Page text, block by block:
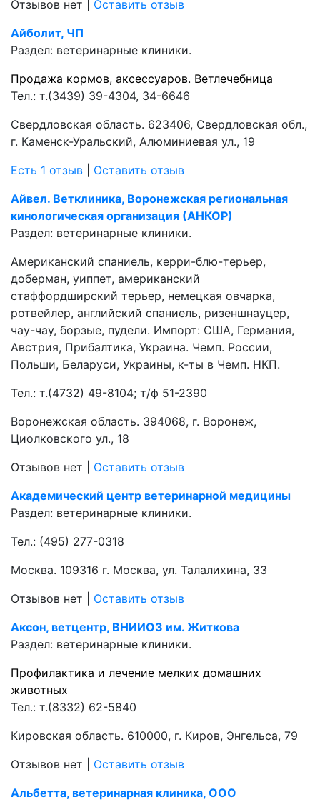
Отзывов нет
Оставить отзыв
Айболит, ЧП
Раздел: ветеринарные клиники.
Продажа кормов, аксессуаров. Ветлечебница
Тел.: т.(3439) 39-4304, 34-6646
Свердловская область. 623406, Свердловская обл.,
г. Каменск-Уральский, Алюминиевая ул., 19
Есть 1 отзыв
Оставить отзыв
Айвел. Ветклиника, Воронежская региональная
кинологическая организация (АНКОР)
Раздел: ветеринарные клиники.
Американский спаниель, керри-блю-терьер,
доберман, уиппет, американский
стаффордширский терьер, немецкая овчарка,
ротвейлер, английский спаниель, ризеншнауцер,
чау-чау, борзые, пудели. Импорт: США, Германия,
Австрия, Прибалтика, Украина. Чемп. России,
Польши, Беларуси, Украины, к-ты в Чемп. НКП.
Тел.: т.(4732) 49-8104; т/ф 51-2390
Воронежская область. 394068, г. Воронеж,
Циолковского ул., 18
Отзывов нет
Оставить отзыв
Академический центр ветеринарной медицины
Раздел: ветеринарные клиники.
Тел.: (495) 277-0318
Москва. 109316 г. Москва, ул. Талалихина, 33
Отзывов нет
Оставить отзыв
Аксон, ветцентр, ВНИИОЗ им. Житкова
Раздел: ветеринарные клиники.
Профилактика и лечение мелких домашних
животных
Тел.: т.(8332) 62-5840
Кировская область. 610000, г. Киров, Энгельса, 79
Отзывов нет
Оставить отзыв
Альбетта, ветеринарная клиника, ООО